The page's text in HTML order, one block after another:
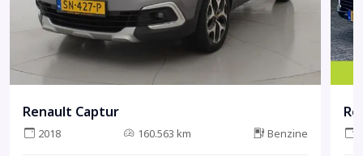
Renault Captur
2018 160.563 km Benzine